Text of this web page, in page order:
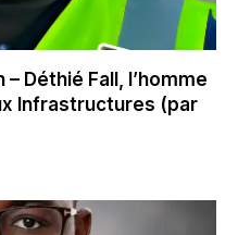
Déthié Fall, l’homme
Infrastructures (par